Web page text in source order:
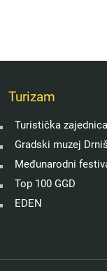
Turizam
Turistička
Gradski muzej Drniš
Međunarodni
Top 100 GGD
EDEN